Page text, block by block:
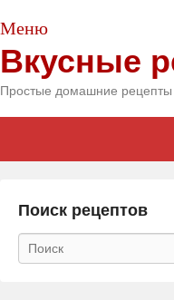
Меню
Вкусные
Простые домашние
Поиск рецептов
Поиск